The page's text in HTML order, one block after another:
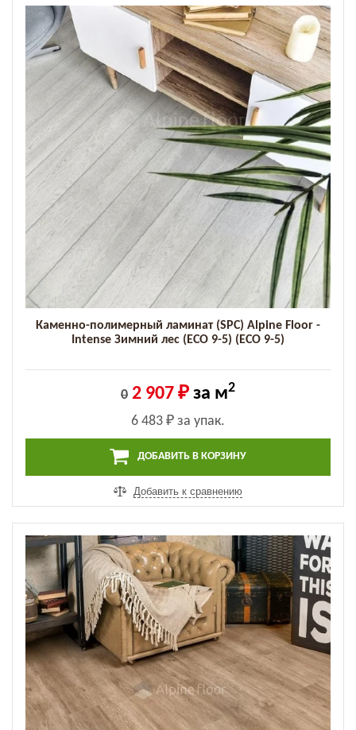
Каменно-полимерный ламинат (SPC) Alpine Floor -
Intense Зимний лес (ECO 9-5) (ECO 9-5)
0 2 907 ₽ за м2
6 483 ₽ за упак.
ДОБАВИТЬ В КОРЗИНУ
Добавить к сравнению